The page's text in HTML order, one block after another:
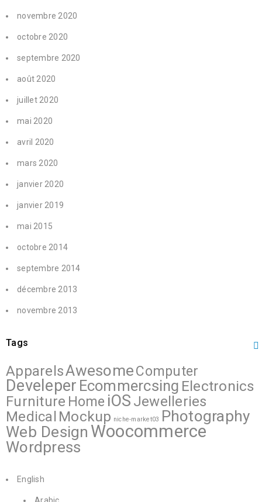
novembre 2020
octobre 2020
septembre 2020
août 2020
juillet 2020
mai 2020
avril 2020
mars 2020
janvier 2020
janvier 2019
mai 2015
octobre 2014
septembre 2014
décembre 2013
novembre 2013
Tags
ApparelsAwesomeComputer
Develeper Ecommercsing Electronics
Furniture Home iOS Jewelleries
Medical Mockup niche-market03 Photography
Web Design Woocommerce
Wordpress
English